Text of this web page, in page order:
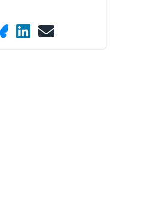
on Facebook
Share on Bluesky
Share on LinkedIn
Share on email